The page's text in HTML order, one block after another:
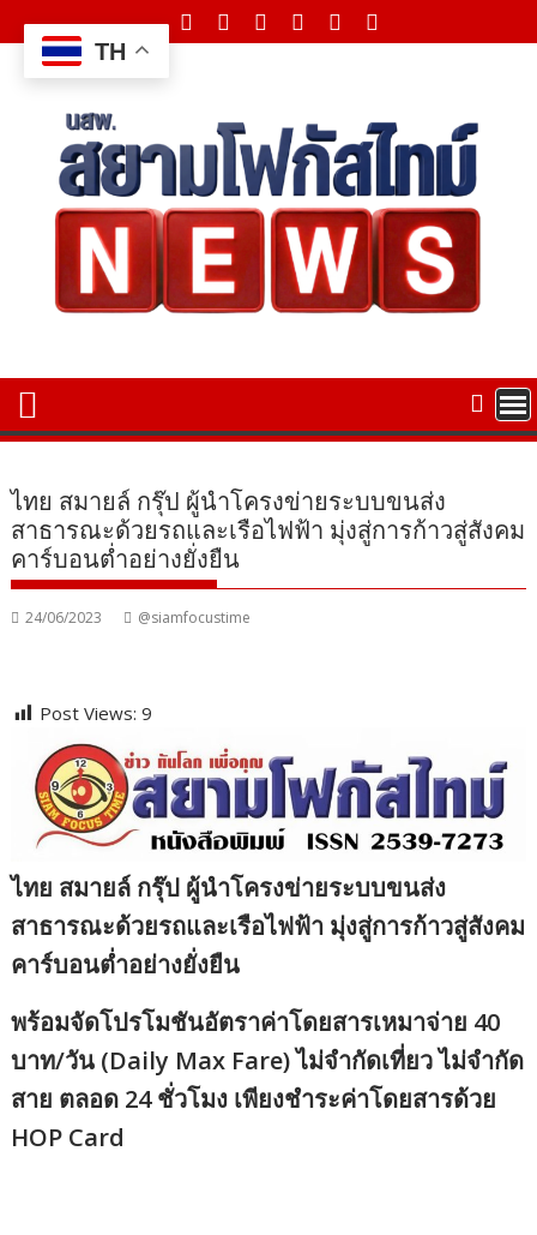
to
content
ไทย สมายล์ กรุ๊ป ผู้นำโครงข่ายระบบขนส่ง
สาธารณะด้วยรถและเรือไฟฟ้า มุ่งสู่การก้าวสู่สังคม
คาร์บอนต่ำอย่างยั่งยืน
24/06/2023 @siamfocustime
Post Views: 9
ไทย สมายล์ กรุ๊ป ผู้นำโครงข่ายระบบขนส่ง
สาธารณะด้วยรถและเรือไฟฟ้า มุ่งสู่การก้าวสู่สังคม
คาร์บอนต่ำอย่างยั่งยืน
พร้อมจัดโปรโมชันอัตราค่าโดยสารเหมาจ่าย 40
บาท/วัน (Daily Max Fare) ไม่จำกัดเที่ยว ไม่จำกัด
สาย ตลอด 24 ชั่วโมง เพียงชำระค่าโดยสารด้วย
HOP Card
TH